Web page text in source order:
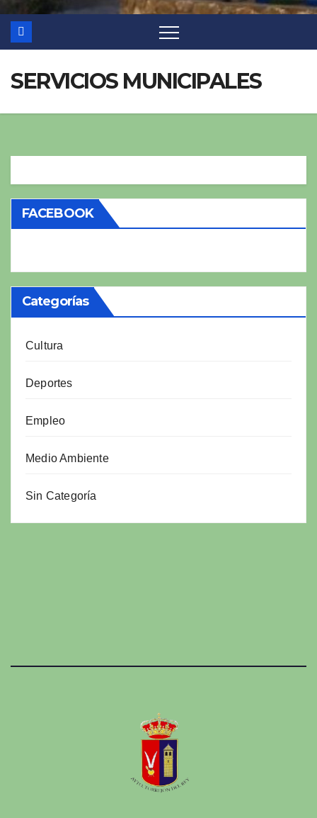
SERVICIOS MUNICIPALES
FACEBOOK
Categorías
Cultura
Deportes
Empleo
Medio Ambiente
Sin Categoría